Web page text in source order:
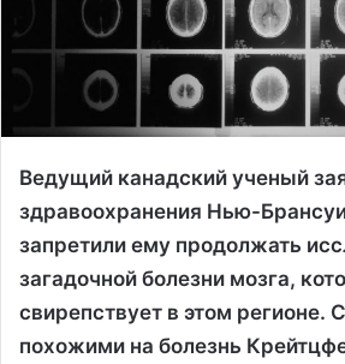
Ведущий канадский ученый
здравоохранения Нью-
запретили ему продолжать
загадочной болезни мозга,
свирепствует в этом регионе.
похожими на болезнь